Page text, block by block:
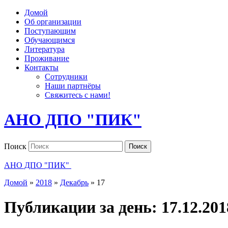
Домой
Об организации
Поступающим
Обучающимся
Литература
Проживание
Контакты
Сотрудники
Наши партнёры
Свяжитесь с нами!
АНО ДПО "ПИК"
Поиск Поиск
АНО ДПО "ПИК"
Домой » 2018 » Декабрь » 17
Публикации за день: